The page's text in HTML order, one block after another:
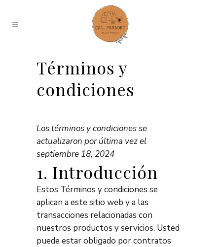
Términos y
condiciones
Los términos y condiciones se
actualizaron por última vez el
septiembre 18, 2024
1. Introducción
Estos Términos y condiciones se
aplican a este sitio web y a las
transacciones relacionadas con
nuestros productos y servicios. Usted
puede estar obligado por contratos